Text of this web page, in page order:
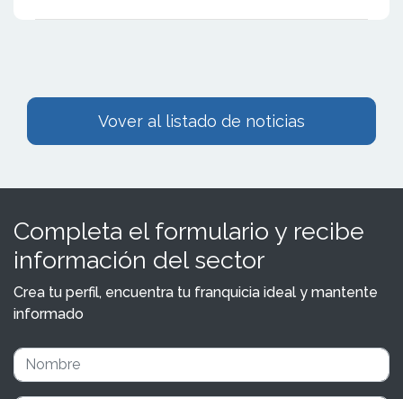
Vover al listado de noticias
Completa el formulario y recibe
información del sector
Crea tu perfil, encuentra tu franquicia ideal y mantente
informado